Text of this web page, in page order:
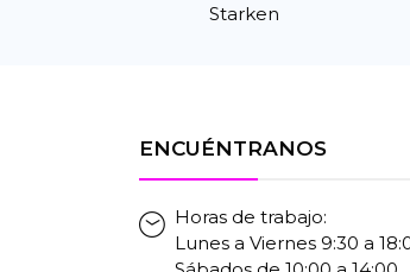
Starken
ENCUÉNTRANOS
Horas de trabajo:
Lunes a Viernes 9:30 a